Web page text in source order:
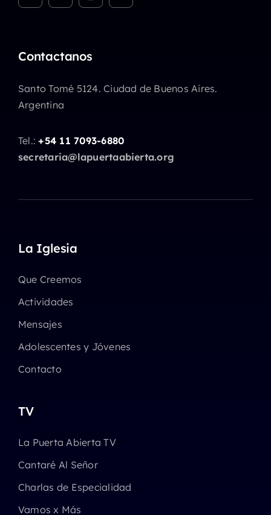
Contactanos
Santo Tomé 5124. Ciudad de Buenos Aires.
Argentina
Tel.:+54 11 7093-6880
secretaria@lapuertaabierta.org
La Iglesia
Que Creemos
Actividades
Mensajes
Adolescentes y Jóvenes
Contacto
TV
La Puerta Abierta TV
Cantaré Al Señor
Charlas de Especialidad
Vamos x Más